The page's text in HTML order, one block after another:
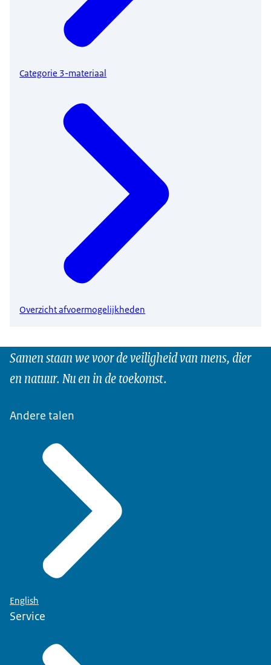
Categorie 3-materiaal
Overzicht afvoermogelijkheden
Samen staan we voor de veiligheid van mens, dier
en natuur. Nu en in de toekomst.
Andere talen
English
Service